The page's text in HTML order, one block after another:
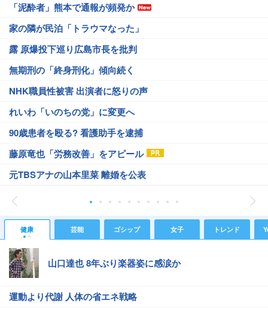
「泥酔者」熊本で通報が頻発か
家の隣が民泊「トラウマなった」
露 原爆投下巡り広島市長を批判
無期刑の「終身刑化」傾向続く
NHK職員性被害 出演者に怒りの声
れいわ「いのちの党」に変更へ
90歳患者を殴る? 看護助手を逮捕
藤原竜也「労務改善」をアピール
元TBSアナの山本里菜 離婚を公表
健康 芸能 ゴシップ 女子 トレンド
山口達也 8年ぶり楽器姿に感涙か
運動より代謝 人体の省エネ戦略